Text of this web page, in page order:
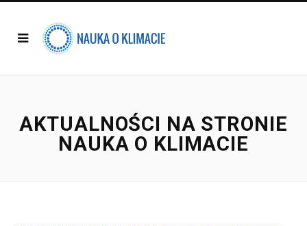
AKTUALNOŚCI NA STRONIE
NAUKA O KLIMACIE